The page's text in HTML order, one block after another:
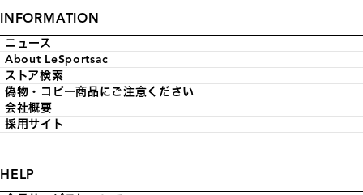
INFORMATION
ニュース
About LeSportsac
ストア検索
偽物・コピー商品にご注意ください
会社概要
採用サイト
HELP